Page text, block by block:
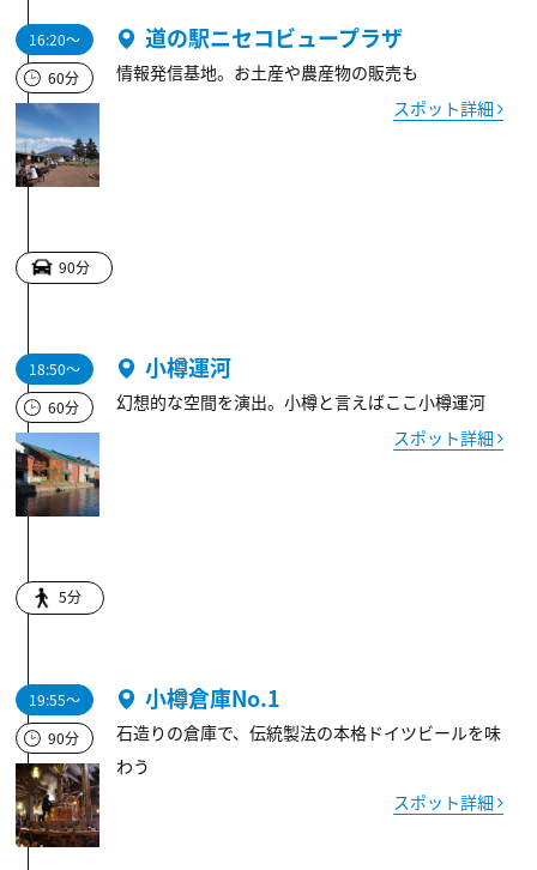
16:20～
60分
道の駅ニセコビュープラザ
情報発信基地。お土産や農産物の販売も
スポット詳細
90分
18:50～
60分
小樽運河
幻想的な空間を演出。小樽と言えばここ小樽運河
スポット詳細
5分
19:55～
90分
小樽倉庫No.1
石造りの倉庫で、伝統製法の本格ドイツビールを味
わう
スポット詳細